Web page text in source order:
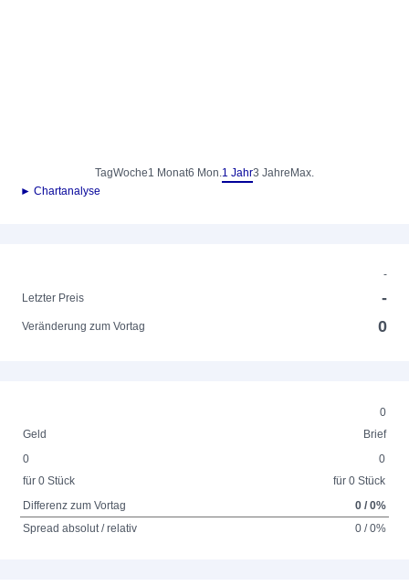
TagWoche1 Monat6 Mon.1 Jahr3 Jahre Max.
► Chartanalyse
-
Letzter Preis
-
Veränderung zum Vortag 0
0
Geld
Brief
0
für 0 Stück
0
für 0 Stück
Differenz zum Vortag
0 / 0%
Spread absolut / relativ
0 / 0%